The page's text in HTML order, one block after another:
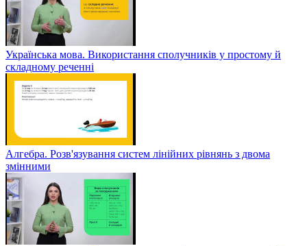
Українська мова. Використання сполучників у простому й
складному реченні
Алгебра. Розв'язування систем лінійних рівнянь з двома
змінними